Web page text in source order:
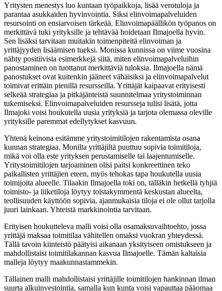
Yritysten menestys luo kuntaan työpaikkoja, lisää verotuloja ja
parantaa asukkaiden hyvinvointia. Siksi elinvoimapalveluiden
resursointi on ensiarvoisen tärkeää. Elinvoimapäällikön työpanos on
merkittävä tuki yrityksille ja tehtävää hoidetaan Ilmajoella hyvin.
Sen lisäksi tarvitaan muitakin toimenpiteitä elinvoiman ja
yrittäjyyden lisäämisen tueksi. Monissa kunnissa on viime vuosina
nähty positiivisia esimerkkejä siitä, miten elinvoimapalveluihin
panostaminen on tuottanut merkittäviä tuloksia. Ilmajoella nämä
panostukset ovat kuitenkin jääneet vähäisiksi ja elinvoimapalvelut
toimivat erittäin pienillä resursseilla. Yrittäjät kaipaavat erityisesti
selkeää strategiaa ja pitkäjänteistä suunnitelmaa yritystoiminnan
tukemiseksi. Elinvoimapalveluiden resursseja tulisi lisätä, jotta
Ilmajoki voisi houkutella uusia yrityksiä ja tarjota olemassa oleville
yrityksille paremmat edellytykset kasvuun.
Yhtenä keinona esitämme yritystoimitilojen rakentamista osana
kunnan strategiaa. Monilta yrittäjiltä puuttuu sopivia toimitiloja,
mikä voi olla este yrityksen perustamiselle tai laajentumiselle.
Yritystoimitilojen tarjoaminen olisi paitsi konkreettinen teko
paikallisten yrittäjien eteen, myös tehokas tapa houkutella uusia
toimijoita alueelle. Tilaakin Ilmajoella toki on, tälläkin hetkellä tyhjiä
toimisto- ja liiketiloja löytyy toistakymmentä keskustan alueelta,
teollisuuden käyttöön sopivia, ajanmukaisia tiloja ei ole ollut tarjolla
juuri lainkaan. Yhteistä markkinointia tarvitaan.
Erityisen houkutteleva malli voisi olla osamaksuvaihtoehto, jossa
yrittäjä maksaa toimitilaa vähitellen omaksi vuokran yhteydessä.
Tällä tavoin kiinteistö päätyisi aikanaan yksityiseen omistukseen ja
mahdollistaisi toimitilakannan kasvua Ilmajoelle. Tämän kaltaisia
malleja löytyy maakunnastammekin.
Tällainen malli mahdollistaisi yrittäjille toimitilojen hankinnan ilman
suurta alkuinvestointia, samalla kun kunta voisi vapauttaa pääomaa